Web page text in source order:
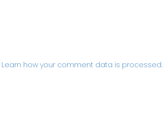
Learn how your comment data is processed.